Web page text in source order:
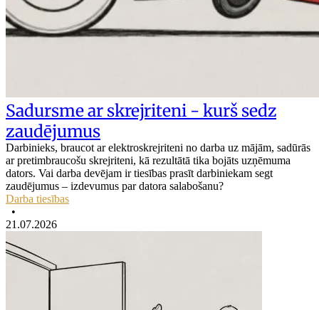
Sadursme ar skrejriteni - kurš sedz
zaudējumus
Darbinieks, braucot ar elektroskrejriteni no darba uz mājām, sadūrās
ar pretimbraucošu skrejriteni, kā rezultātā tika bojāts uzņēmuma
dators. Vai darba devējam ir tiesības prasīt darbiniekam segt
zaudējumus – izdevumus par datora salabošanu?
Darba tiesības
•
21.07.2026